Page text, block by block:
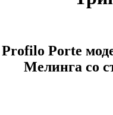
Profilo Porte
Мелинга со